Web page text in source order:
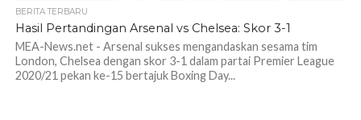
BERITA TERBARU
Hasil Pertandingan Arsenal vs Chelsea: Skor 3-1
MEA-News.net - Arsenal sukses mengandaskan sesama tim
London, Chelsea dengan skor 3-1 dalam partai Premier League
2020/21 pekan ke-15 bertajuk Boxing Day...